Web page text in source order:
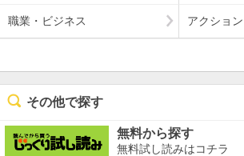
職業・ビジネス アクション
その他で探す
無料から探す
無料試し読みはコチラ